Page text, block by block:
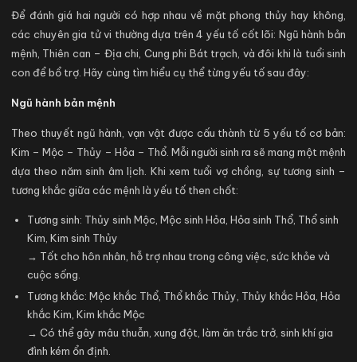
Để đánh giá hai người có hợp nhau về mặt phong thủy hay không,
các chuyên gia tử vi thường dựa trên 4 yếu tố cốt lõi: Ngũ hành bản
mệnh, Thiên can – Địa chi, Cung phi Bát trạch, và đôi khi là tuổi sinh
con để bổ trợ. Hãy cùng tìm hiểu cụ thể từng yếu tố sau đây:
Ngũ hành bản mệnh
Theo thuyết ngũ hành, vạn vật được cấu thành từ 5 yếu tố cơ bản:
Kim – Mộc – Thủy – Hỏa – Thổ. Mỗi người sinh ra sẽ mang một mệnh
dựa theo năm sinh âm lịch. Khi xem tuổi vợ chồng, sự tương sinh –
tương khắc giữa các mệnh là yếu tố then chốt:
Tương sinh: Thủy sinh Mộc, Mộc sinh Hỏa, Hỏa sinh Thổ, Thổ sinh
Kim, Kim sinh Thủy
→ Tốt cho hôn nhân, hỗ trợ nhau trong công việc, sức khỏe và
cuộc sống.
Tương khắc: Mộc khắc Thổ, Thổ khắc Thủy, Thủy khắc Hỏa, Hỏa
khắc Kim, Kim khắc Mộc
→ Có thể gây mâu thuẫn, xung đột, làm ăn trắc trở, sinh khí gia
đình kém ổn định.